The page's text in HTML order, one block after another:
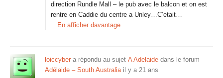
direction Rundle Mall – le pub avec le balcon et on est
rentre en Caddie du centre a Unley…C’etait…
En afficher davantage
loiccyber a répondu au sujet A Adelaide dans le forum
Adélaide – South Australia il y a 21 ans